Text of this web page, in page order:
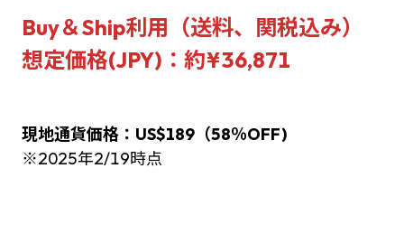
Buy＆Ship利用（送料、関税込み）
想定価格(JPY)：約¥36,871
現地通貨価格：US$189（58％OFF)
※2025年2/19時点